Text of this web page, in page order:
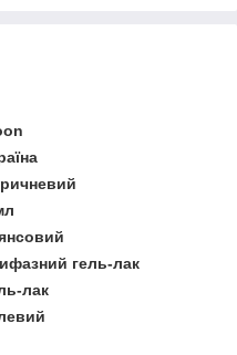
гель-лак
лак